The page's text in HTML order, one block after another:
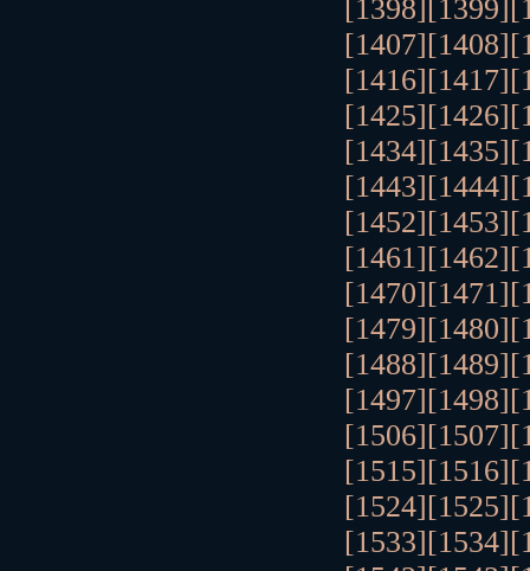
[1398][1399]
[1407][1408]
[1416][1417]
[1425][1426]
[1434][1435]
[1443][1444]
[1452][1453]
[1461][1462]
[1470][1471]
[1479][1480]
[1488][1489]
[1497][1498]
[1506][1507]
[1515][1516]
[1524][1525]
[1533][1534]